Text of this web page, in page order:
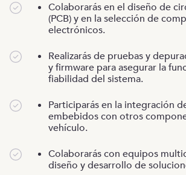
Colaborarás en el diseño de
(PCB) y en la selección de
electrónicos.
Realizarás de pruebas y
y firmware para asegurar la
fiabilidad del sistema.
Participarás en la integración
embebidos con otros
vehículo.
Colaborarás con equipos
diseño y desarrollo de